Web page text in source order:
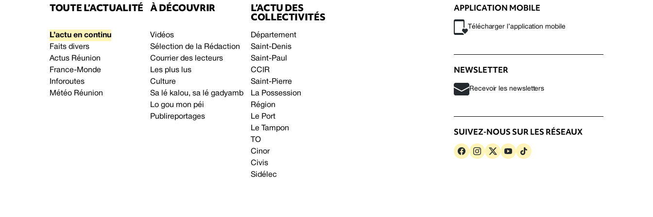
TOUTE L’ACTUALITÉ
L’actu en continu
Faits divers
Actus Réunion
France-Monde
Inforoutes
Météo Réunion
À DÉCOUVRIR
Vidéos
Sélection de la Rédaction
Courrier des lecteurs
Les plus lus
Culture
Sa lé kalou, sa lé gadyamb
Lo gou mon péi
Publireportages
L’ACTU DES
COLLECTIVITÉS
Département
Saint-Denis
Saint-Paul
CCIR
Saint-Pierre
La Possession
Région
Le Port
Le Tampon
TO
Cinor
Civis
Sidélec
APPLICATION MOBILE
Télécharger l’application mobile
NEWSLETTER
Recevoir les newsletters
SUIVEZ-NOUS SUR LES RÉSEAUX